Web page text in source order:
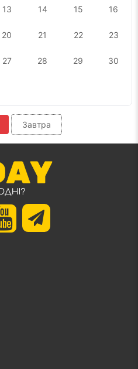
13 14 15 16
20 21 22 23
27 28 29 30
Завтра